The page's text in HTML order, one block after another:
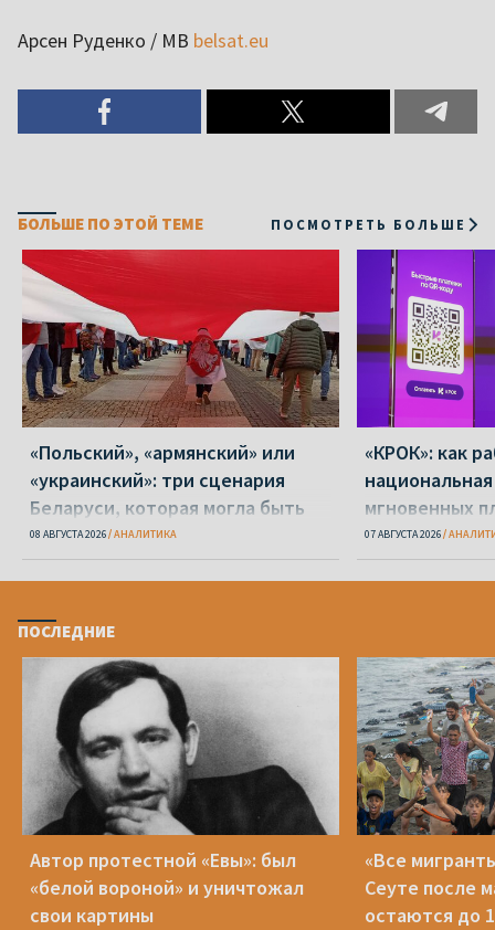
Арсен Руденко / МВ belsat.eu
БОЛЬШЕ ПО ЭТОЙ ТЕМЕ ПОСМОТРЕТЬ БОЛЬШЕ
«Польский», «армянский» или
«украинский»: три сценария
Беларуси, которая могла быть
08 АВГУСТА 2026 АНАЛИТИКА
«КРОК»: как
мгновенных
Беларуси
07 АВГУСТА 2026
ПОСЛЕДНИЕ
Автор протестной «Евы»: был
«белой вороной» и уничтожал
свои картины
«Все
Сеуте после
остаются до